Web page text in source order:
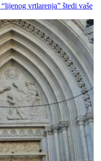
vrtlarenja” štedi vaše